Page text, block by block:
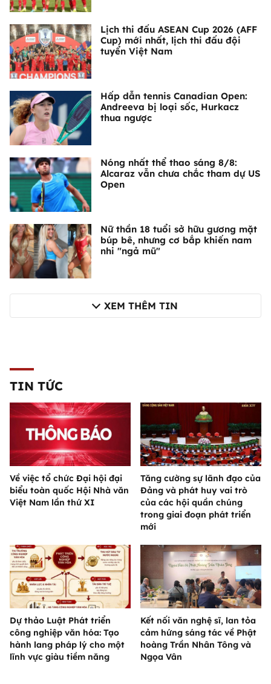
Lịch thi đấu ASEAN Cup 2026 (AFF
Cup) mới nhất, lịch thi đấu đội
tuyển Việt Nam
Hấp dẫn tennis Canadian Open:
Andreeva bị loại sốc, Hurkacz
thua ngược
Nóng nhất thể thao sáng 8/8:
Alcaraz vẫn chưa chắc tham dự US
Open
Nữ thần 18 tuổi sở hữu gương mặt
búp bê, nhưng cơ bắp khiến nam
nhi "ngả mũ"
XEM THÊM TIN
TIN TỨC
Về việc tổ chức Đại hội đại
biểu toàn quốc Hội Nhà văn
Việt Nam lần thứ XI
Tăng cường sự lãnh đạo của
Đảng và phát huy vai trò
của các hội quần chúng
trong giai đoạn phát triển
mới
Dự thảo Luật Phát triển
công nghiệp văn hóa: Tạo
hành lang pháp lý cho một
lĩnh vực giàu tiềm năng
Kết nối văn nghệ sĩ, lan tỏa
cảm hứng sáng tác về Phật
hoàng Trần Nhân Tông và
Ngọa Vân